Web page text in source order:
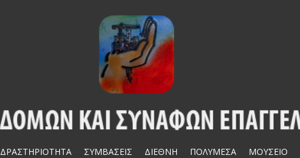
ΔΡΑΣΤΗΡΙΟΤΗΤΑ ΣΥΜΒΑΣΕΙΣ ΔΙΕΘΝΗ ΠΟΛΥΜΕΣΑ ΜΟΥΣΕΙΟ